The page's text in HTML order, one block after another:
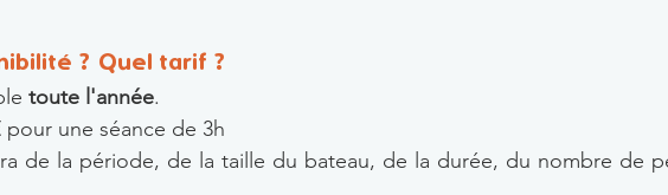
? Quel tarif ?
toute l'année.
pour une séance de 3h
de la période, de la taille du bateau, de la durée, du nombre de